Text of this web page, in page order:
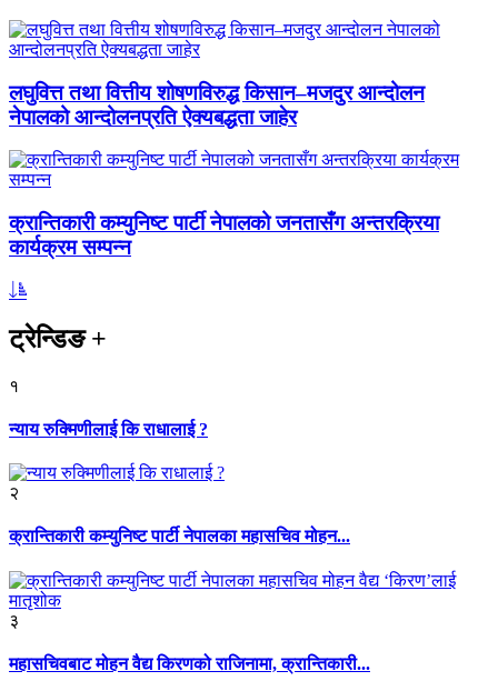
लघुवित्त तथा वित्तीय शोषणविरुद्ध किसान–मजदुर आन्दोलन
नेपालको आन्दोलनप्रति ऐक्यबद्धता जाहेर
क्रान्तिकारी कम्युनिष्ट पार्टी नेपालको जनतासँग अन्तरक्रिया
कार्यक्रम सम्पन्न
ट्रेन्डिङ+
१
न्याय रुक्मिणीलाई कि राधालाई ?
२
क्रान्तिकारी कम्युनिष्ट पार्टी नेपालका महासचिव मोहन...
३
महासचिवबाट मोहन वैद्य किरणको राजिनामा, क्रान्तिकारी...